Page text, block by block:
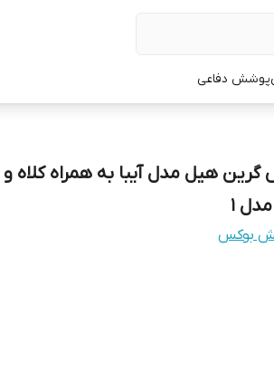
پوشش دفاعی
هیل مدل آیبا به همراه کلاه
بوکس